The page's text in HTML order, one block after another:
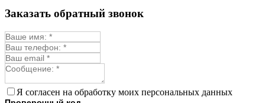
Репешок
Синюха
Смесь лекарственных
Стевия
Тимьян ползучий (чабрец)
Заказать обратный звонок
Я согласен на обработку моих персональных данных